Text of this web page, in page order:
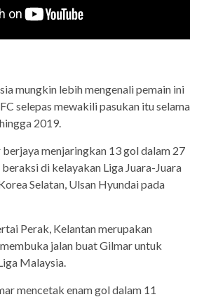
mungkin lebih mengenali pemain ini
selepas mewakili pasukan itu selama
2019.
menjaringkan 13 gol dalam 27
di kelayakan Liga Juara-Juara
Selatan, Ulsan Hyundai pada
Perak, Kelantan merupakan
jalan buat Gilmar untuk
Malaysia.
mencetak enam gol dalam 11